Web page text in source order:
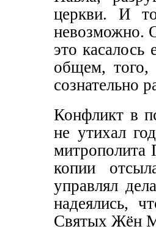
церкви. И
невозможно.
это
общем, того,
сознательно
Конфликт в
не утихал
митрополита
копии
управлял
надеялись,
Святых Жён